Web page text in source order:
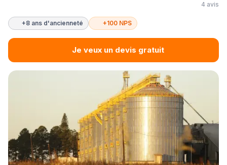
4 avis
+8 ans d'ancienneté +100 NPS
Je veux un devis gratuit